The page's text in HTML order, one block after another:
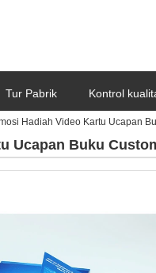
Tur Pabrik Kontrol
Hadiah Video Kartu Ucapan
Ucapan Buku